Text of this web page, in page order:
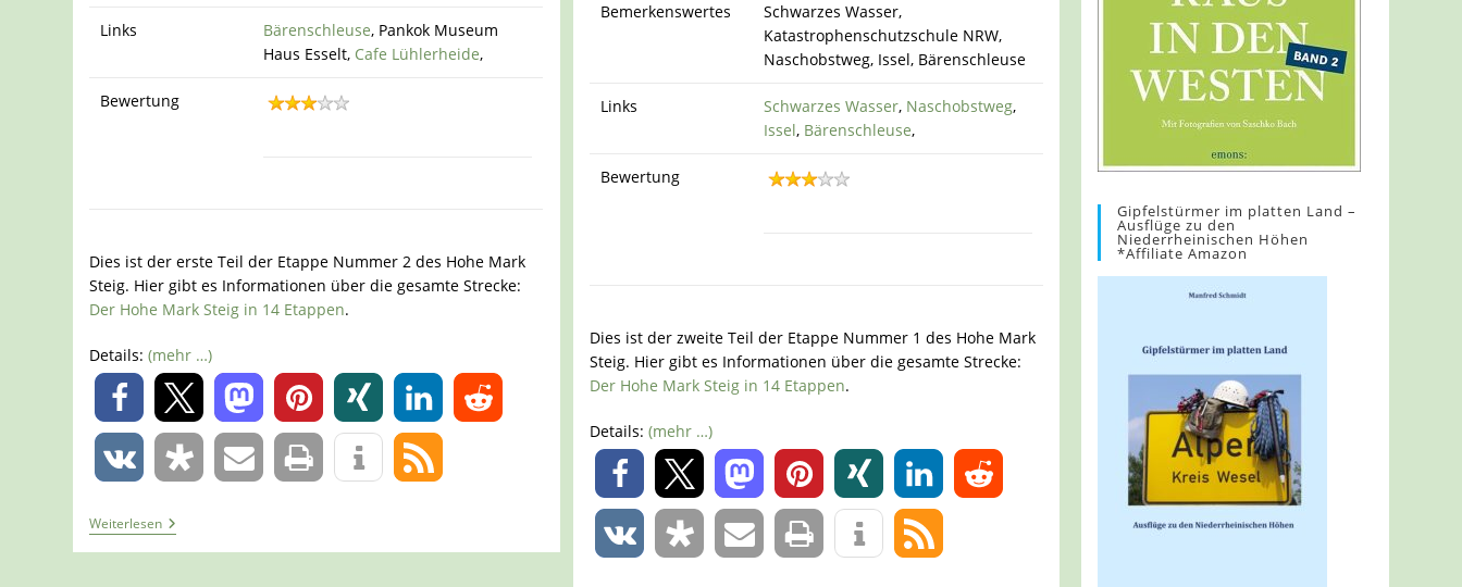
Links Bärenschleuse, Pankok Museum
Haus Esselt, Cafe Lühlerheide,
Bewertung
Dies ist der erste Teil der Etappe Nummer 2 des Hohe Mark
Steig. Hier gibt es Informationen über die gesamte Strecke:
Der Hohe Mark Steig in 14 Etappen.
Details:(mehr …)
0
0
WeiterlesenTour
1291
–
Bemerkenswertes
Schwarzes Wasser,
Katastrophenschutzschule NRW,
Naschobstweg, Issel, Bärenschleuse
Links Schwarzes Wasser, Naschobstweg,
Issel, Bärenschleuse,
Bewertung
Dies ist der zweite Teil der Etappe Nummer 1 des Hohe Mark
Steig. Hier gibt es Informationen über die gesamte Strecke:
Der Hohe Mark Steig in 14 Etappen.
Details:(mehr …)
0
0
Gipfelstürmer im platten Land –
Ausflüge zu den
Niederrheinischen Höhen
*Affiliate Amazon